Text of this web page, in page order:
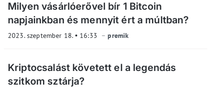
Milyen vásárlóerővel bír 1 Bitcoin
napjainkban és mennyit ért a múltban?
2023. szeptember 18. 16:33 premik
Kriptocsalást követett el a legendás
szitkom sztárja?